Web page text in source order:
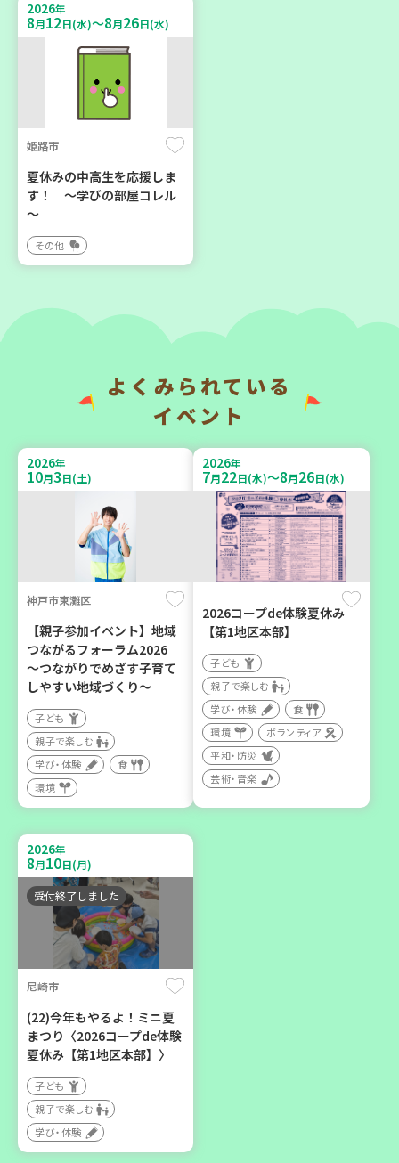
親子で楽しむ
学び・体験
日(土)～8月31
明石市
2026年８月度 「子育てひ
ら高砂エリア～ 【第6地
学び・体験
～ ＜デモ講座＞
大人向け
2026年
10月31日(土)
神戸市西区
【玉津】布ぞうりを作って
みよう！
親子で楽しむ
大人向け
学び・体験
2026年
8月21日(金)
コープ神吉 子育てひろば
「かくれんぼ」
子ども
親子で楽しむ
2026 年
9月14日(月)～9月26日(土)
「フードドライブ」集中受
け付け！
環境
2026年
8月12日(水)～8月26日(水)
姫路市
夏休みの中高生を応援しま
す！ ～学びの部屋コレル
～
その他
よくみられている
イベント
2026年
10月3日(土)
神戸市東灘区
【親子参加イベント】地域
つながるフォーラム2026
～つながりでめざす子育て
しやすい地域づくり～
子ども
親子で楽しむ
学び・体験
食
環境
2026年
7月22日(水)～8月26日(水)
2026コープde体験夏休み
【第1地区本部】
子ども
親子で楽しむ
学び・体験
食
環境
ボランティア
平和・防災
芸術・音楽
2026年
8月10日(月)
受付終了しました
尼崎市
(22)今年もやるよ！ミニ夏
まつり〈2026コープde体験
夏休み【第1地区本部】〉
子ども
親子で楽しむ
学び・体験